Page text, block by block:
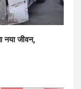
नया जीवन,